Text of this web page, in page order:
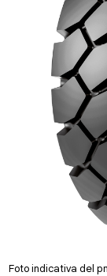
Foto indicativa del